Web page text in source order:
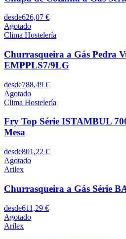
desde626,07 €
Agotado
Clima Hostelería
Churrasqueira a Gás Pedra
EMPPLS7/9LG
desde788,49 €
Agotado
Clima Hostelería
Fry Top Série ISTAMBUL
Mesa
desde801,22 €
Agotado
Arilex
Churrasqueira a Gás Série
desde611,29 €
Agotado
Arilex